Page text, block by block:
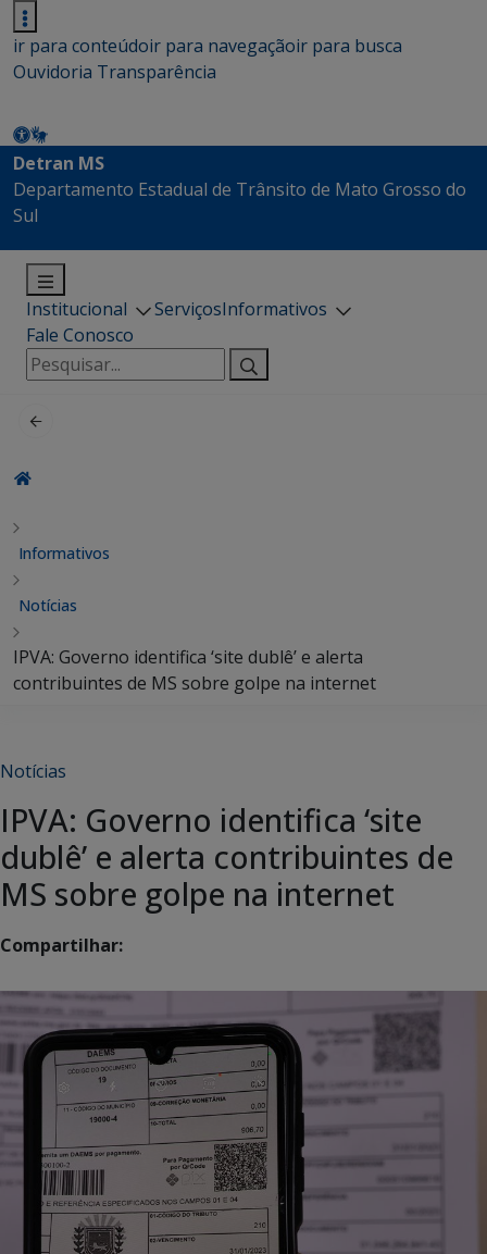
ir para conteúdoir para navegaçãoir para busca
Ouvidoria Transparência
Detran MS
Departamento Estadual de Trânsito de Mato Grosso do
Sul
Institucional ServiçosInformativos
Fale Conosco
Pesquisar
por:
Informativos
Notícias
IPVA: Governo identifica ‘site dublê’ e alerta
contribuintes de MS sobre golpe na internet
Notícias
IPVA: Governo identifica ‘site
dublê’ e alerta contribuintes de
MS sobre golpe na internet
Compartilhar: